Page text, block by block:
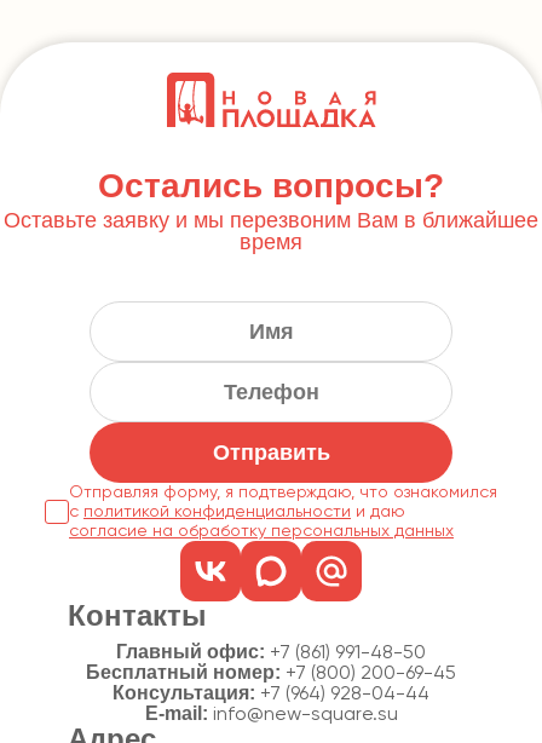
Остались вопросы?
Оставьте заявку и мы перезвоним Вам в ближайшее
время
Отправить
Отправляя форму, я подтверждаю, что ознакомился
с политикой конфиденциальности
согласие на обработку персональных данных
Контакты
Главный офис: +7 (861) 991-48-50
Бесплатный номер: +7 (800) 200-69-45
Консультация: +7 (964) 928-04-44
E-mail: info@new-square.su